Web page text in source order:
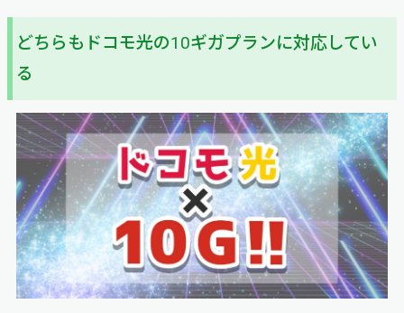
どちらもドコモ光の10ギガプランに対応してい
る